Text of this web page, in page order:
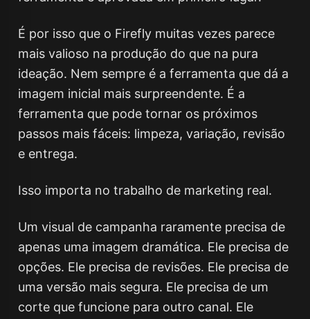
É por isso que o Firefly muitas vezes parece
mais valioso na produção do que na pura
ideação. Nem sempre é a ferramenta que dá a
imagem inicial mais surpreendente. É a
ferramenta que pode tornar os próximos
passos mais fáceis: limpeza, variação, revisão
e entrega.
Isso importa no trabalho de marketing real.
Um visual de campanha raramente precisa de
apenas uma imagem dramática. Ele precisa de
opções. Ele precisa de revisões. Ele precisa de
uma versão mais segura. Ele precisa de um
corte que funcione para outro canal. Ele